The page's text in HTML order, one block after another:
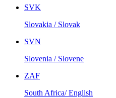
SVK
Slovakia / Slovak
SVN
Slovenia / Slovene
ZAF
South Africa/ English